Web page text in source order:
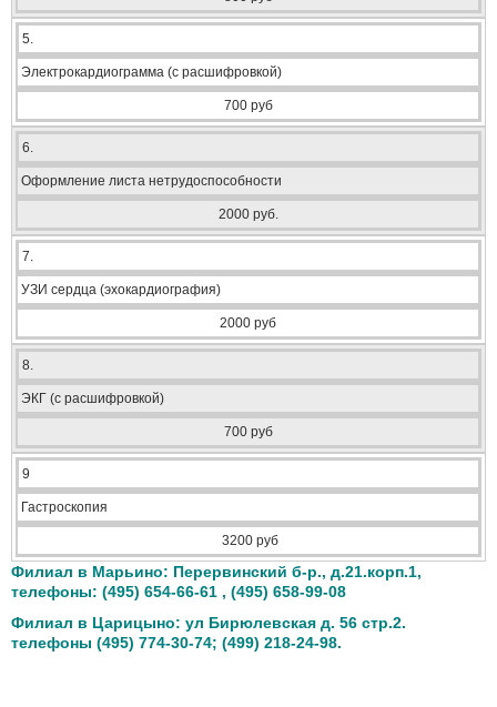
5.
Электрокардиограмма (с расшифровкой)
700 руб
6.
Оформление листа нетрудоспособности
2000 руб.
7.
УЗИ сердца (эхокардиография)
2000 руб
8.
ЭКГ (с расшифровкой)
700 руб
9
Гастроскопия
3200 руб
Филиал в Марьино: Перервинский б-р., д.21.корп.1,
телефоны: (495) 654-66-61 , (495) 658-99-08
Филиал в Царицыно: ул Бирюлевская д. 56 стр.2.
телефоны (495) 774-30-74; (499) 218-24-98.